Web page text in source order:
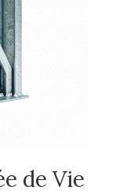
de Vie